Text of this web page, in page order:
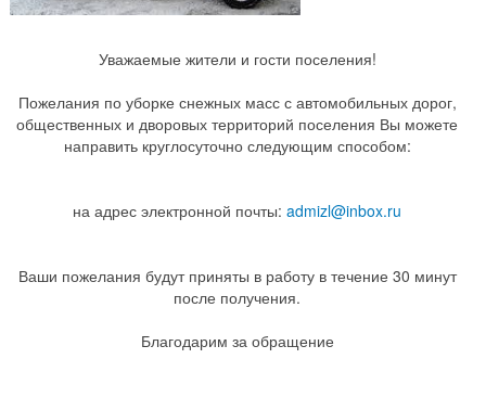
Уважаемые жители и гости поселения!
Пожелания по уборке снежных масс с автомобильных дорог,
общественных и дворовых территорий поселения Вы можете
направить круглосуточно следующим способом:
на адрес электронной почты: admizl@inbox.ru
Ваши пожелания будут приняты в работу в течение 30 минут
после получения.
Благодарим за обращение